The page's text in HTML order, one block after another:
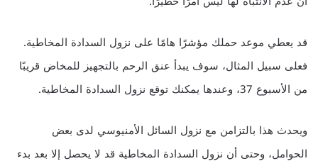
قد يعطي موعد حملك مؤشرًا هامًا على نزول السدادة المخاطية.
فعلى سبيل المثال، سوف يبدأ عنق الرحم بالتجهيز للمخاض قريبًا
من الأسبوع 37، وعندها يمكنك توقع نزول السدادة المخاطية.
ويحدث هذا بالتزامن مع نزول السائل الأمنيوسي لدى بعض
الحوامل، وحتى أن نزول السدادة المخاطية قد لا يحصل إلا بعد بدء